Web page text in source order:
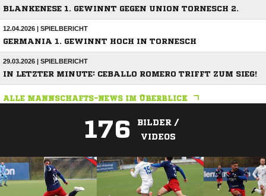
BLANKENESE 1. GEWINNT GEGEN UNION TORNESCH 2.
12.04.2026 | SPIELBERICHT
GERMANIA 1. GEWINNT HOCH IN TORNESCH
29.03.2026 | SPIELBERICHT
IN LETZTER MINUTE: CEBALLO ROMERO TRIFFT ZUM SIEG!
ALLE MANNSCHAFTS-NEWS IM ÜBERBLICK
176
BILDER /
VIDEOS